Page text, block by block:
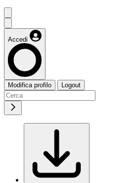
Accedi
Modifica profilo Logout